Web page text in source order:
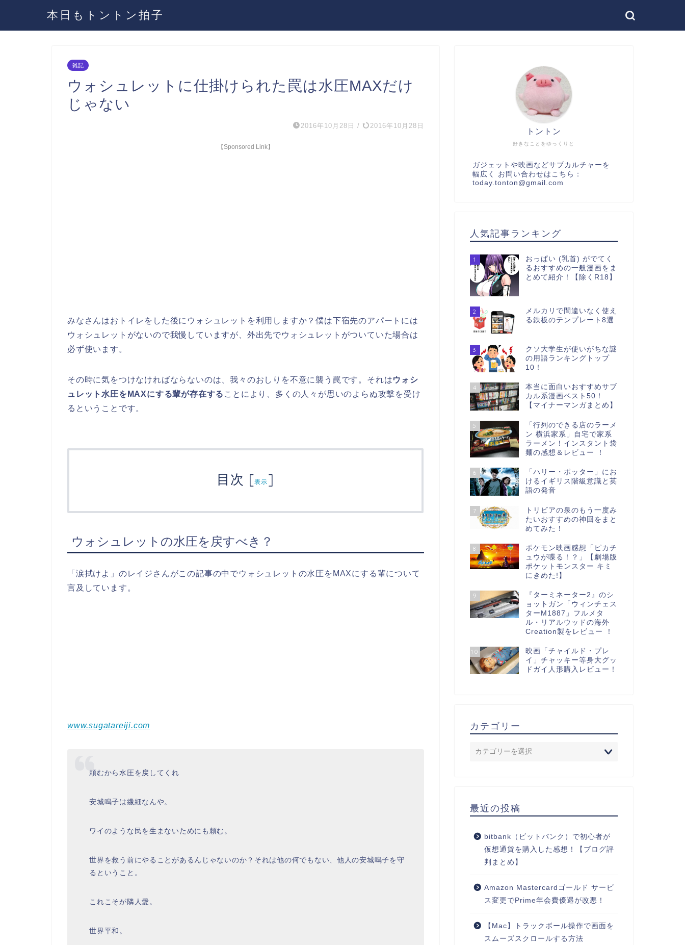
本日もトントン拍子
雑記
ウォシュレットに仕掛けられた罠は水圧MAXだけ
じゃない
2016年10月28日 / 2016年10月28日
【Sponsored Link】
みなさんはおトイレをした後にウォシュレットを利用しますか？僕は下宿先のアパートには
ウォシュレットがないので我慢していますが、外出先でウォシュレットがついていた場合は
必ず使います。
その時に気をつけなければならないのは、我々のおしりを不意に襲う罠です。それはウォシ
ュレット水圧をMAXにする輩が存在する ことにより、多くの人々が思いのよらぬ攻撃を受け
るということです。
目次 [表示 ]
ウォシュレットの水圧を戻すべき？
「涙拭けよ」のレイジさんがこの記事の中でウォシュレットの水圧をMAXにする輩について
言及しています。
www.sugatareiji.com
頼むから水圧を戻してくれ
安城鳴子は繊細なんや。
ワイのような民を生まないためにも頼む。
世界を救う前にやることがあるんじゃないのか？それは他の何でもない、他人の安城鳴子を守
るということ。
これこそが隣人愛。
世界平和。
好きなことをゆっくりと
トントン
ガジェットや映画などサブカルチャーを
幅広く お問い合わせはこちら：
today.tonton@gmail.com
人気記事ランキング
1
おっぱい (乳首) がでてく
るおすすめの一般漫画をま
とめて紹介！【除くR18】
2
メルカリで間違いなく使え
る鉄板のテンプレート8選
3
クソ大学生が使いがちな謎
の用語ランキングトップ
10！
4
本当に面白いおすすめサブ
カル系漫画ベスト50！
【マイナーマンガまとめ】
5
「行列のできる店のラーメ
ン 横浜家系」自宅で家系
ラーメン！インスタント袋
麺の感想＆レビュー ！
6
「ハリー・ポッター」にお
けるイギリス階級意識と英
語の発音
7
トリビアの泉のもう一度み
たいおすすめの神回をまと
めてみた！
8
ポケモン映画感想「ピカチ
ュウが喋る！？」【劇場版
ポケットモンスター キミ
にきめた!】
9
『ターミネーター2』のシ
ョットガン「ウィンチェス
ターM1887」フルメタ
ル・リアルウッドの海外
Creation製をレビュー ！
10
映画「チャイルド・プレ
イ」チャッキー等身大グッ
ドガイ人形購入レビュー！
カテゴリー
最近の投稿
bitbank（ビットバンク）で初心者が
仮想通貨を購入した感想！【ブログ評
判まとめ】
Amazon Mastercardゴールド サービ
ス変更でPrime年会費優遇が改悪！
【Mac】トラックボール操作で画面を
スムーズスクロールする方法